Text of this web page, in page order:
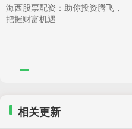
海西股票配资：助你投资腾飞，
把握财富机遇
相关更新